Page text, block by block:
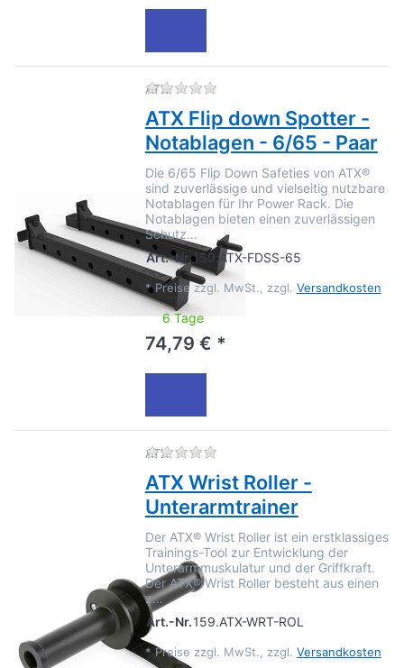
ATX Zu diesem Produkt liegen
ATX Flip down Spotter -
Notablagen - 6/65 - Paar
Die 6/65 Flip Down Safeties von ATX®
sind zuverlässige und vielseitig nutzbare
Notablagen für Ihr Power Rack. Die
Notablagen bieten einen zuverlässigen
Schutz…
Art.-Nr.159.ATX-FDSS-65
* Preise zzgl. MwSt., zzgl. Versandkosten
6 Tage
74,79 € *
ATX Zu diesem Produkt liegen
ATX Wrist Roller -
Unterarmtrainer
Der ATX® Wrist Roller ist ein erstklassiges
Trainings-Tool zur Entwicklung der
Unterarmmuskulatur und der Griffkraft.
Der ATX® Wrist Roller besteht aus einen
z…
Art.-Nr.159.ATX-WRT-ROL
* Preise zzgl. MwSt., zzgl. Versandkosten